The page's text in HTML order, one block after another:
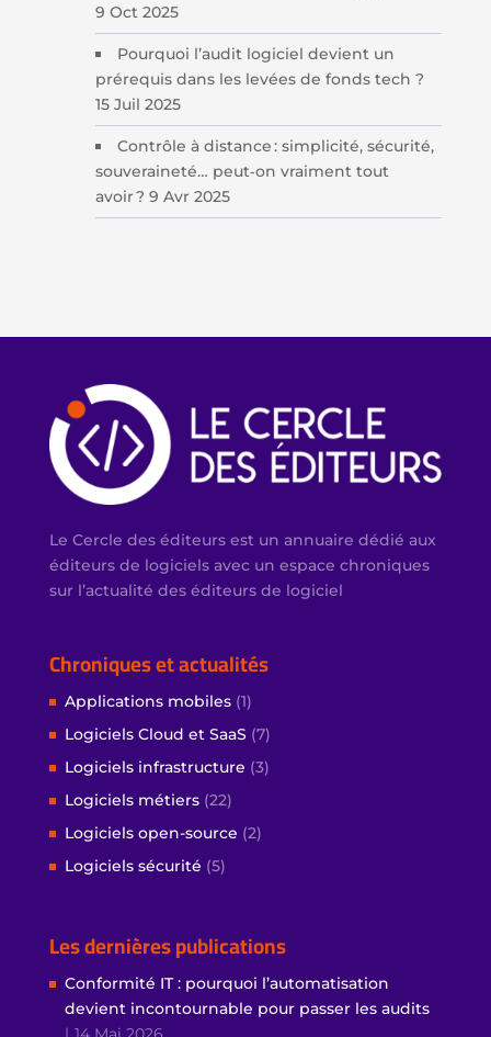
9 Oct 2025
Pourquoi l’audit logiciel devient un
prérequis dans les levées de fonds tech ?
15 Juil 2025
Contrôle à distance : simplicité, sécurité,
souveraineté… peut‑on vraiment tout
avoir ? 9 Avr 2025
Le Cercle des éditeurs est un annuaire dédié aux
éditeurs de logiciels avec un espace chroniques
sur l’actualité des éditeurs de logiciel
Chroniques et actualités
Applications mobiles(1)
Logiciels Cloud et SaaS (7)
Logiciels infrastructure (3)
Logiciels métiers(22)
Logiciels open-source (2)
Logiciels sécurité (5)
Les dernières publications
Conformité IT : pourquoi l’automatisation
devient incontournable pour passer les audits